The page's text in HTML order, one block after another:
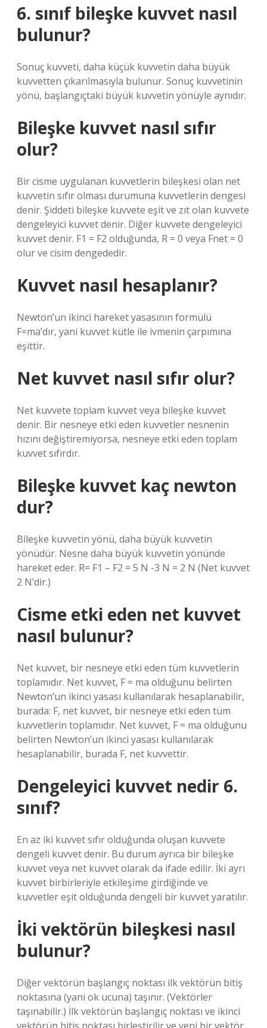
6. sınıf bileşke kuvvet nasıl
bulunur?
Sonuç kuvveti, daha küçük kuvvetin daha büyük
kuvvetten çıkarılmasıyla bulunur. Sonuç kuvvetinin
yönü, başlangıçtaki büyük kuvvetin yönüyle aynıdır.
Bileşke kuvvet nasıl sıfır
olur?
Bir cisme uygulanan kuvvetlerin bileşkesi olan net
kuvvetin sıfır olması durumuna kuvvetlerin dengesi
denir. Şiddeti bileşke kuvvete eşit ve zıt olan kuvvete
dengeleyici kuvvet denir. Diğer kuvvete dengeleyici
kuvvet denir. F1 = F2 olduğunda, R = 0 veya Fnet = 0
olur ve cisim dengededir.
Kuvvet nasıl hesaplanır?
Newton’un ikinci hareket yasasının formülü
F=ma’dır, yani kuvvet kütle ile ivmenin çarpımına
eşittir.
Net kuvvet nasıl sıfır olur?
Net kuvvete toplam kuvvet veya bileşke kuvvet
denir. Bir nesneye etki eden kuvvetler nesnenin
hızını değiştiremiyorsa, nesneye etki eden toplam
kuvvet sıfırdır.
Bileşke kuvvet kaç newton
dur?
Bileşke kuvvetin yönü, daha büyük kuvvetin
yönüdür. Nesne daha büyük kuvvetin yönünde
hareket eder. R= F1 – F2 = 5 N -3 N = 2 N (Net kuvvet
2 N’dir.)
Cisme etki eden net kuvvet
nasıl bulunur?
Net kuvvet, bir nesneye etki eden tüm kuvvetlerin
toplamıdır. Net kuvvet, F = ma olduğunu belirten
Newton’un ikinci yasası kullanılarak hesaplanabilir,
burada: F, net kuvvet, bir nesneye etki eden tüm
kuvvetlerin toplamıdır. Net kuvvet, F = ma olduğunu
belirten Newton’un ikinci yasası kullanılarak
hesaplanabilir, burada F, net kuvvettir.
Dengeleyici kuvvet nedir 6.
sınıf?
En az iki kuvvet sıfır olduğunda oluşan kuvvete
dengeli kuvvet denir. Bu durum ayrıca bir bileşke
kuvvet veya net kuvvet olarak da ifade edilir. İki ayrı
kuvvet birbirleriyle etkileşime girdiğinde ve
kuvvetler eşit olduğunda dengeli bir kuvvet yaratılır.
İki vektörün bileşkesi nasıl
bulunur?
Diğer vektörün başlangıç ​​noktası ilk vektörün bitiş
noktasına (yani ok ucuna) taşınır. (Vektörler
taşınabilir.) İlk vektörün başlangıç ​​noktası ve ikinci